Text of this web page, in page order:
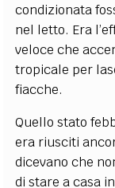
condizionata
nel letto. Era
veloce che
tropicale per
fiacche.
Quello stato
era riusciti
dicevano che
di stare a casa